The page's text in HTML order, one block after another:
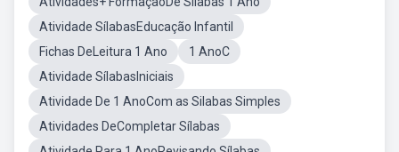
Atividade SílabasEducação Infantil
Fichas DeLeitura 1 Ano
1 AnoC
Atividade SílabasIniciais
Atividade De 1 AnoCom as Silabas Simples
Atividades DeCompletar Sílabas